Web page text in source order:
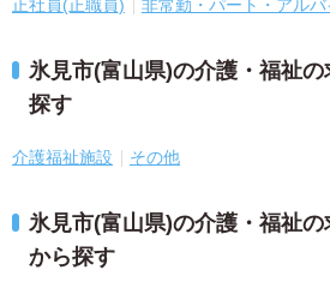
正社員(正職員) 非常勤・パート・アルバ
氷見市(富山県)の介護・福祉
探す
介護福祉施設 その他
氷見市(富山県)の介護・福祉
から探す